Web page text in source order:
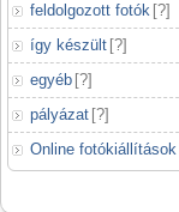
feldolgozott fotók [?]
így készült [?]
egyéb [?]
pályázat [?]
Online fotókiállítások